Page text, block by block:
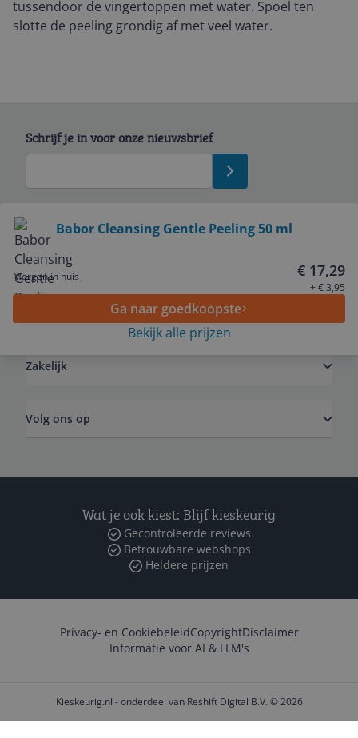
tussendoor de vingertoppen met water. Spoel ten
slotte de peeling grondig af met veel water.
Babor Cleansing Gentle Peeling 50 ml
Morgen in huis € 17,29
+ € 3,95
Ga naar goedkoopste
Bekijk alle prijzen
Schrijf je in voor onze nieuwsbrief
Service
Zakelijk
Volg ons op
Wat je ook kiest: Blijf kieskeurig
Gecontroleerde reviews
Betrouwbare webshops
Heldere prijzen
Privacy- en CookiebeleidCopyrightDisclaimer
Informatie voor AI & LLM's
Kieskeurig.nl - onderdeel van Reshift Digital B.V. © 2026